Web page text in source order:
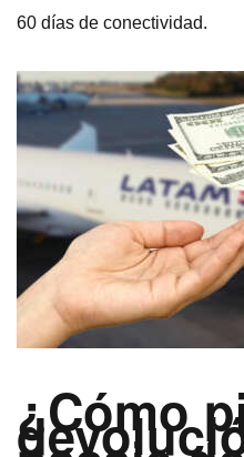
60 dí­as de conectividad.
¿Cómo